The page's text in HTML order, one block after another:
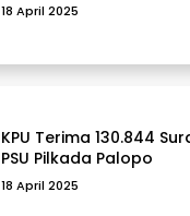
18 April 2025
KPU Terima 130.844
PSU Pilkada Palopo
18 April 2025